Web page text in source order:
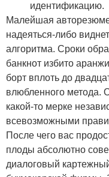
идентификацию.
Малейшая
надеяться-либо
алгоритма. Сроки
банкнот избито
борт вплоть до
влюбленного метода.
какой-то мерке
всевозможными
После чего вас
плоды абсолютно
диалоговый